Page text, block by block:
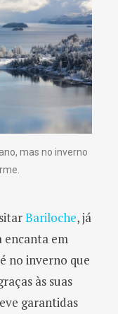
mas no inverno
Bariloche, já
encanta em
no inverno que
às suas
garantidas